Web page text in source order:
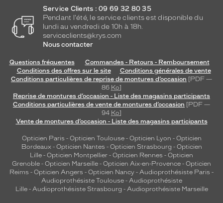
Service Clients : 09 69 32 80 35
Pendant l'été, le service clients est disponible du
lundi au vendredi de 10h à 18h.
serviceclients@krys.com
Nous contacter
Questions fréquentes
Commandes - Retours - Remboursement
Conditions des offres sur le site
Conditions générales de vente
Conditions particulières de reprise de montures d’occasion [PDF —
86 Ko]
Reprise de montures d’occasion - Liste des magasins participants
Conditions particulières de vente de montures d’occasion [PDF —
94 Ko]
Vente de montures d’occasion - Liste des magasins participants
Opticien Paris - Opticien Toulouse- Opticien Lyon - Opticien
Bordeaux- Opticien Nantes - Opticien Strasbourg - Opticien
Lille - Opticien Montpellier - Opticien Rennes - Opticien
Grenoble - Opticien Marseille - Opticien Aix-en-Provence - Opticien
Reims - Opticien Angers - Opticien Nancy - Audioprothésiste Paris -
Audioprothésiste Toulouse- Audioprothésiste
Lille- Audioprothésiste Strasbourg - Audioprothésiste Marseille